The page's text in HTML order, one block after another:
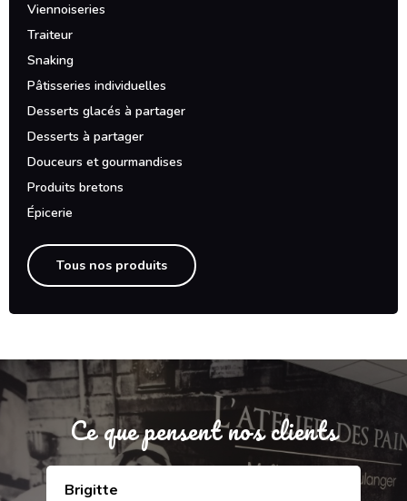
Viennoiseries
Traiteur
Snaking
Pâtisseries individuelles
Desserts glacés à partager
Desserts à partager
Douceurs et gourmandises
Produits bretons
Épicerie
Tous nos produits
Ce que pensent nos clients
Brigitte